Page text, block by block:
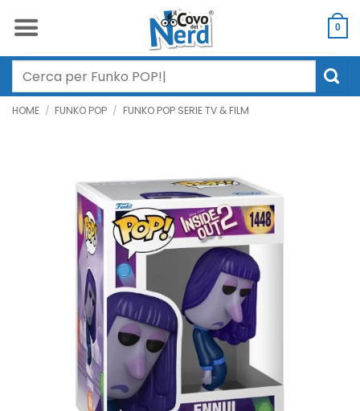
0
Cerca:
HOME / FUNKO POP / FUNKO POP SERIE TV & FILM